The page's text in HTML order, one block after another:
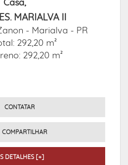
Casa,
MARIALVA II
- Marialva - PR
292,20 m²
292,20 m²
CONTATAR
COMPARTILHAR
DETALHES [+]